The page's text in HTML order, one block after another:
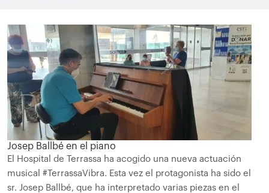
Josep Ballbé en el piano
El Hospital de Terrassa ha acogido una nueva actuación
musical #TerrassaVibra. Esta vez el protagonista ha sido el
sr. Josep Ballbé, que ha interpretado varias piezas en el